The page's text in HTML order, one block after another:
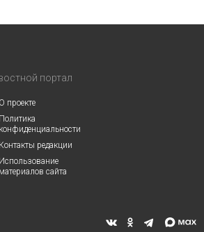
портал
О проекте
Политика
конфиденциальности
Контакты редакции
Использование
материалов сайта